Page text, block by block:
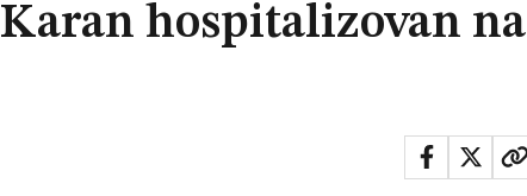
hospitalizovan na